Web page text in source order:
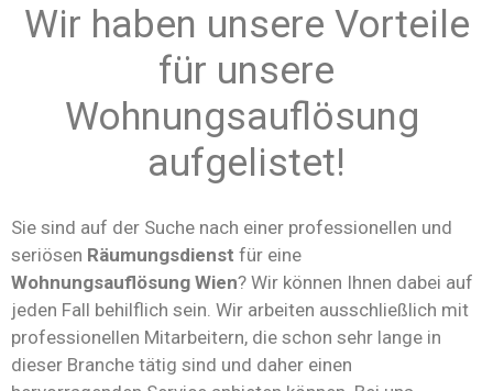
Wir haben unsere Vorteile
für unsere
Wohnungsauflösung
aufgelistet!
Sie sind auf der Suche nach einer professionellen und
seriösen Räumungsdienst für eine
Wohnungsauflösung Wien? Wir können Ihnen dabei auf
jeden Fall behilflich sein. Wir arbeiten ausschließlich mit
professionellen Mitarbeitern, die schon sehr lange in
dieser Branche tätig sind und daher einen